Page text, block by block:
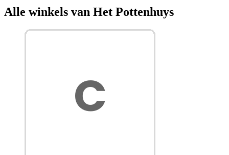
Alle winkels van Het Pottenhuys